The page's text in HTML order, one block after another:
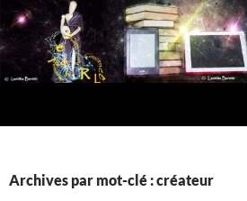
Aller
au
contenu
Archives par mot-clé : créateur